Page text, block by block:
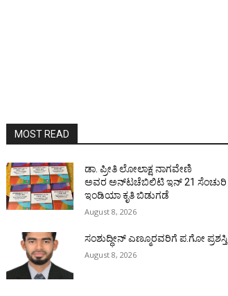
MOST READ
ಡಾ. ಪ್ರೀತಿ ಲೋಲಾಕ್ಷ ನಾಗವೇಣಿ
ಅವರ ಅನ್‌ಟಚೆಬಿಲಿಟಿ ಇನ್ 21 ಸೆಂಚುರಿ
ಇಂಡಿಯಾ ಕೃತಿ ಬಿಡುಗಡೆ
August 8, 2026
ಸಂಶುದ್ಧೀನ್ ಎಣ್ಮೂರವರಿಗೆ ಪ.ಗೋ ಪ್ರಶಸ್ತಿ
August 8, 2026